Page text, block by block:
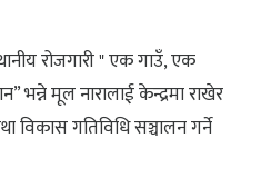
रोजगारी " एक गाउँ, एक
भन्ने मूल नारालाई केन्द्रमा राखेर
विकास गतिविधि सञ्चालन गर्ने